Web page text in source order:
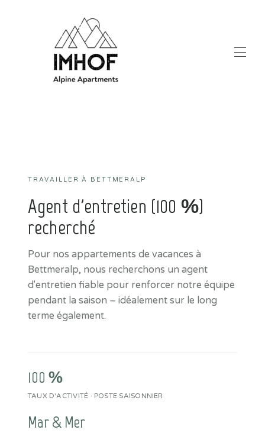
TRAVAILLER À BETTMERALP
Agent d'entretien (100 %)
recherché
Pour nos appartements de vacances à
Bettmeralp, nous recherchons un agent
d'entretien fiable pour renforcer notre équipe
pendant la saison – idéalement sur le long
terme également.
100 %
TAUX D'ACTIVITÉ · POSTE SAISONNIER
Mar & Mer